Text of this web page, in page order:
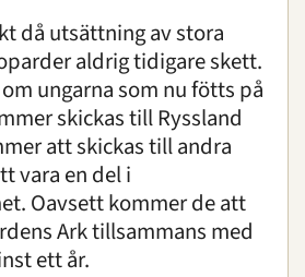
då utsättning av stora
aldrig tidigare skett.
ungarna som nu fötts på
skickas till Ryssland
att skickas till andra
vara en del i
Oavsett kommer de att
Ark tillsammans med
ett år.